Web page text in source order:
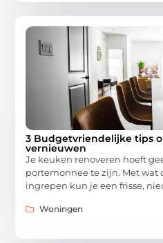
3 Budgetvriendelijke tips
vernieuwen
Je keuken renoveren hoeft
portemonnee te zijn. Met
ingrepen kun je een frisse,
Woningen